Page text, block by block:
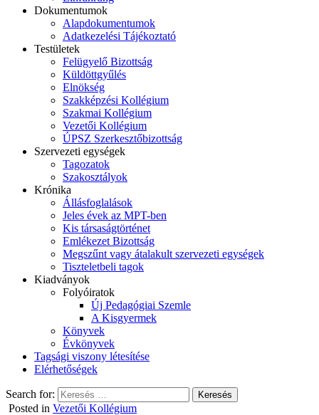
Dokumentumok
Alapdokumentumok
Adatkezelési Tájékoztató
Testületek
Felügyelő Bizottság
Küldöttgyűlés
Elnökség
Szakképzési Kollégium
Szakmai Kollégium
Vezetői Kollégium
ÚPSZ Szerkesztőbizottság
Szervezeti egységek
Tagozatok
Szakosztályok
Krónika
Állásfoglalások
Jeles évek az MPT-ben
Kis társaságtörténet
Emlékezet Bizottság
Megszűnt vagy átalakult szervezeti egységek
Tiszteletbeli tagok
Kiadványok
Folyóiratok
Új Pedagógiai Szemle
A Kisgyermek
Könyvek
Évkönyvek
Tagsági viszony létesítése
Elérhetőségek
Search for:
Posted in Vezetői Kollégium